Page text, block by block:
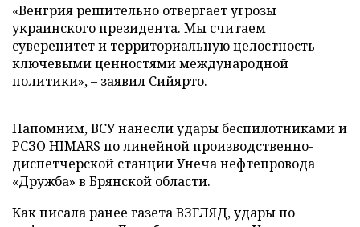
«Венгрия решительно отвергает угрозы
украинского президента. Мы считаем
суверенитет и территориальную целостность
ключевыми ценностями международной
политики», – заявил Сийярто.
Напомним, ВСУ нанесли удары беспилотниками и
РСЗО HIMARS по линейной производственно-
диспетчерской станции Унеча нефтепровода
«Дружба» в Брянской области.
Как писала ранее газета ВЗГЛЯД, удары по